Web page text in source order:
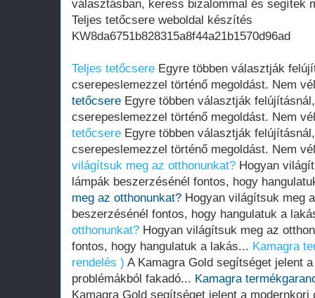
választásban, keress bizalommal és segítek
Teljes tetőcsere weboldal készítés
KW8da6751b828315a8f44a21b1570d96ad
Teljes tetőcsere Egyre többen választják
cserepeslemezzel történő megoldást. Nem
tetőcsere Egyre többen választják
cserepeslemezzel történő megoldást. Nem
tetőcsere Egyre többen választják
cserepeslemezzel történő megoldást. Nem
világítsuk meg az otthonunkat? Hogyan
lámpák beszerzésénél fontos, hogy
meg az otthonunkat? Hogyan világítsuk meg
beszerzésénél fontos, hogy hangulatuk a
otthonunkat? Hogyan világítsuk meg az
fontos, hogy hangulatuk a lakás... Kamagra
rendelés ) A Kamagra Gold segítséget jelent
problémákból fakadó... Kamagra
Kamagra Gold segítséget jelent a